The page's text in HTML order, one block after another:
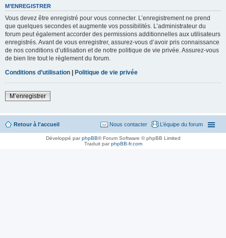
M’ENREGISTRER
Vous devez être enregistré pour vous connecter. L’enregistrement ne prend
que quelques secondes et augmente vos possibilités. L’administrateur du
forum peut également accorder des permissions additionnelles aux utilisateurs
enregistrés. Avant de vous enregistrer, assurez-vous d’avoir pris connaissance
de nos conditions d’utilisation et de notre politique de vie privée. Assurez-vous
de bien lire tout le règlement du forum.
Conditions d’utilisation | Politique de vie privée
M’enregistrer
Retour à l'accueil L’équipe du forum
Nous contacter
Développé parphpBB® Forum Software © phpBB Limited
Traduit parphpBB-fr.com